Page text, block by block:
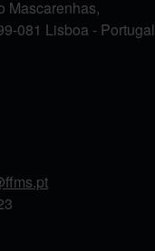
Mascarenhas,
081 Lisboa - Portugal